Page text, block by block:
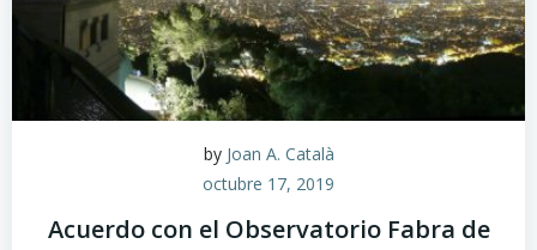
by Joan A. Català
octubre 17, 2019
Acuerdo con el Observatorio Fabra de